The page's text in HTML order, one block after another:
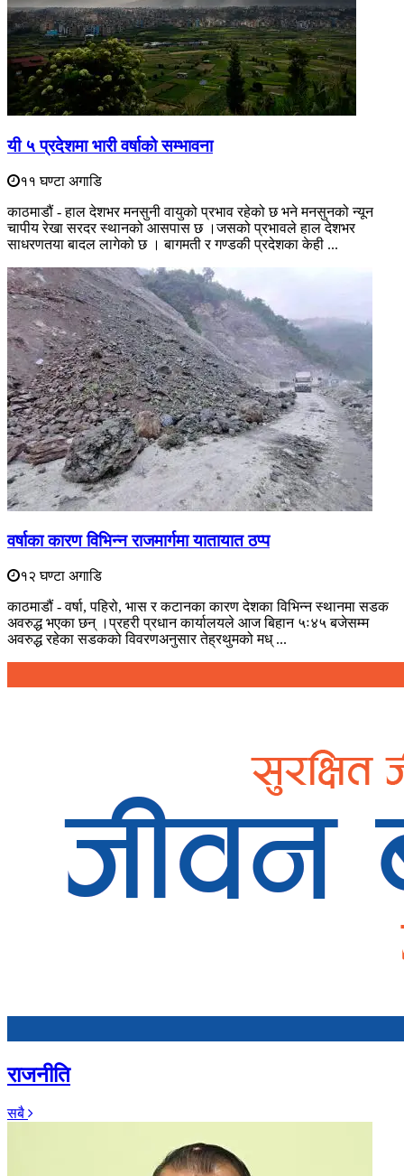
यी ५ प्रदेशमा भारी वर्षाको सम्भावना
११ घण्टा अगाडि
काठमाडौं - हाल देशभर मनसुनी वायुको प्रभाव रहेको छ भने मनसुनको न्यून
चापीय रेखा सरदर स्थानको आसपास छ ।जसको प्रभावले हाल देशभर
साधरणतया बादल लागेको छ । बागमती र गण्डकी प्रदेशका केही ...
वर्षाका कारण विभिन्न राजमार्गमा यातायात ठप्प
१२ घण्टा अगाडि
काठमाडौं - वर्षा, पहिरो, भास र कटानका कारण देशका विभिन्न स्थानमा सडक
अवरुद्ध भएका छन् ।प्रहरी प्रधान कार्यालयले आज बिहान ५ः४५ बजेसम्म
अवरुद्ध रहेका सडकको विवरणअनुसार तेह्रथुमको मध् ...
राजनीति
सबै